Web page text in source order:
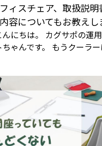
ィスチェア、取扱説明
容についてもお教えし
にちは。 カグサポの運
ゃんです。 もうクーラ